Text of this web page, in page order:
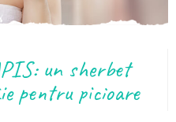
un sherbet
pentru picioare